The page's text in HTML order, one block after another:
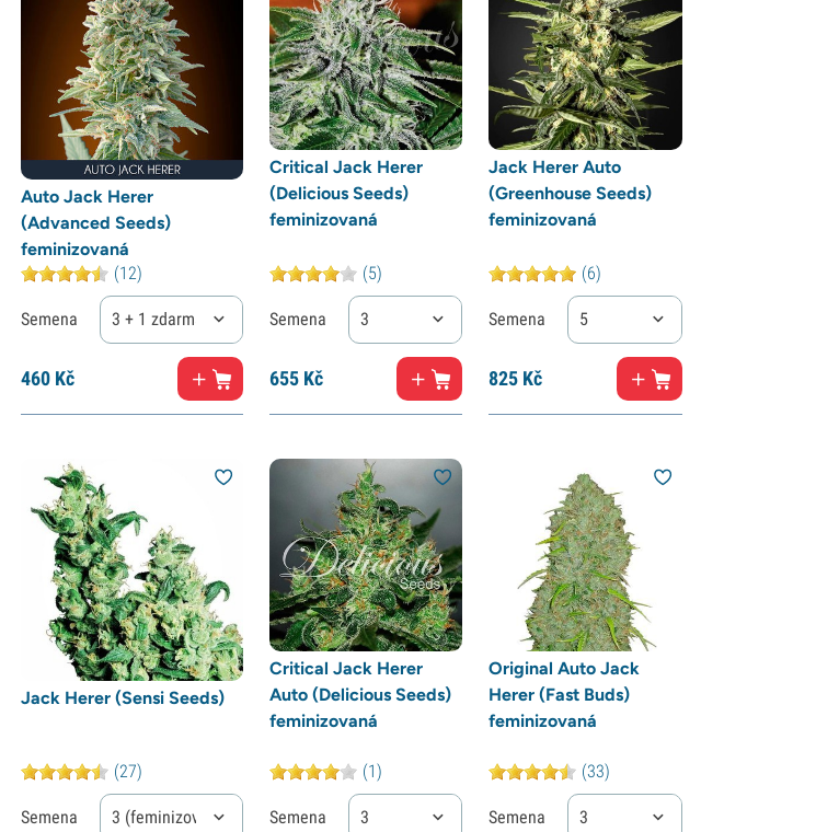
Auto Jack Herer
(Advanced Seeds)
feminizovaná
(12)
Semena 3 + 1 zdarma
460Kč
Critical Jack Herer
(Delicious Seeds)
feminizovaná
(5)
Semena 3
655Kč
Jack Herer Auto
(Greenhouse Seeds)
feminizovaná
(6)
Semena 5
825 Kč
Jack Herer (Sensi Seeds)
(27)
Semena 3 (feminizované)
Critical Jack Herer
Auto (Delicious Seeds)
feminizovaná
(1)
Semena 3
Original Auto Jack
Herer (Fast Buds)
feminizovaná
(33)
Semena 3